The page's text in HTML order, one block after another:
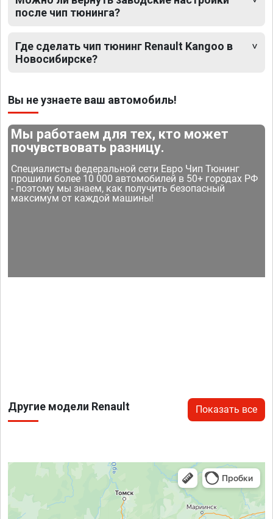
после чип тюнинга?
Где сделать чип тюнинг Renault Kangoo в
Новосибирске?
Вы не узнаете ваш автомобиль!
Мы работаем для тех, кто может
почувствовать разницу.
Специалисты федеральной сети Евро Чип Тюнинг
прошили более 10 000 автомобилей в 50+ городах РФ
- поэтому мы знаем, как получить безопасный
максимум от каждой машины!
Другие модели Renault Показать все